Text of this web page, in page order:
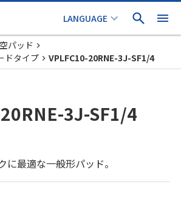
パッド
ドタイプ
VPLFC10-20RNE-3J-SF1/4
3J-SF1/4
に最適な一般形パッド。